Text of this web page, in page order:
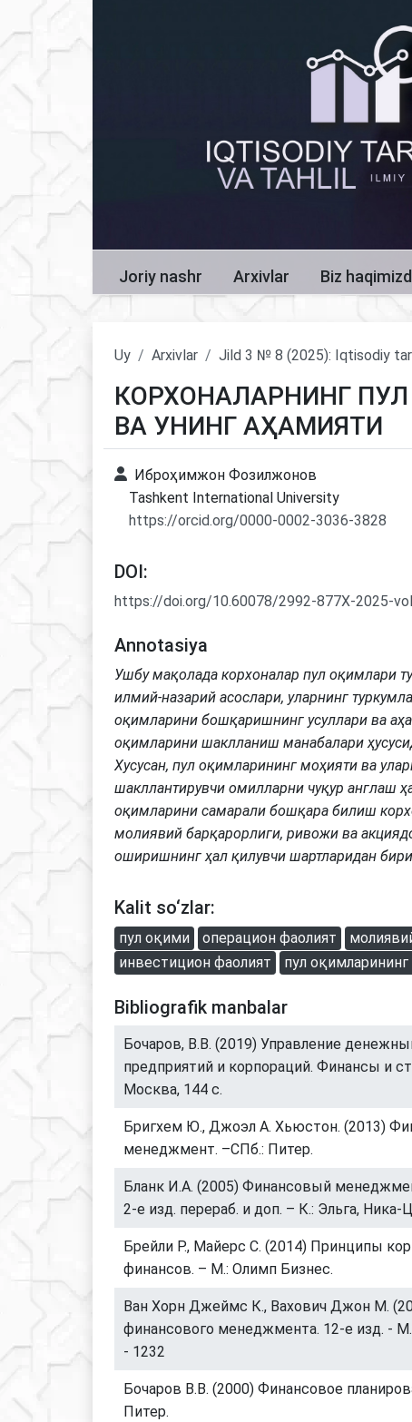
Joriy nashr Arxivlar Biz
Uy Arxivlar Jild 3 № 8 (2025): Iqtisodiy
КОРХОНАЛАРНИНГ
ВА УНИНГ АҲАМИЯТИ
Иброҳимжон Фозилжонов
Tashkent International University
https://orcid.org/0000-0002-3036-3828
DOI:
https://doi.org/10.60078/2992-877X-2025-
Annotasiya
Ушбу мақолада корхоналар пул оқимлари
илмий-назарий асослари, уларнинг
оқимларини бошқаришнинг усуллари ва
оқимларини шаклланиш манабалари
Хусусан, пул оқимларининг моҳияти ва
шакллантирувчи омилларни чуқур англаш
оқимларини самарали бошқара билиш
молиявий барқарорлиги, ривожи ва
оширишнинг ҳал қилувчи шартларидан
Kalit so‘zlar:
пул оқими операцион фаолият
инвестицион фаолият
пул
Bibliografik manbalar
Бочаров, В.В. (2019) Управление
предприятий и корпораций. Финансы и
Москва, 144 с.
Бригхем Ю., Джоэл А. Хьюстон. (2013)
менеджмент. –СПб.: Питер.
Бланк И.А. (2005) Финансовый
2-е изд. перераб. и доп. – К.: Эльга, Ника-
Брейли Р., Майерс С. (2014) Принципы
финансов. – М.: Олимп Бизнес.
Ван Хорн Джеймс К., Вахович Джон М.
финансового менеджмента. 12-е изд. -
- 1232
Бочаров В.В. (2000) Финансовое
Питер.